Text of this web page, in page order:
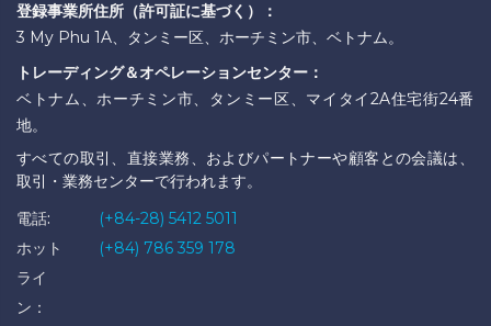
登録事業所住所（許可証に基づく）：
3 My Phu 1A、タンミー区、ホーチミン市、ベトナム。
トレーディング＆オペレーションセンター：
ベトナム、ホーチミン市、タンミー区、マイタイ2A住宅街24番
地。
すべての取引、直接業務、およびパートナーや顧客との会議は、
取引・業務センターで行われます。
電話:
(+84-28) 5412 5011
ホット
ライ
ン：
(+84) 786 359 178